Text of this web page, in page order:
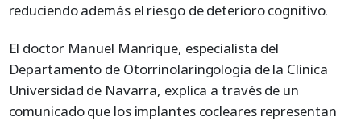
reduciendo además el riesgo de deterioro cognitivo.
El doctor Manuel Manrique, especialista del
Departamento de Otorrinolaringología de la Clínica
Universidad de Navarra, explica a través de un
comunicado que los implantes cocleares representan